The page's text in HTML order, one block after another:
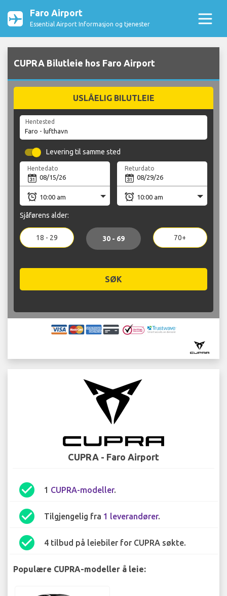
Faro Airport
Essential Airport Informasjon og tjenester
CUPRA Bilutleie hos Faro Airport
USLÅELIG BILUTLEIE
Hentested
Levering til samme sted
Hentedato Returdato
Sjåførens alder:
18 - 29 30 - 69 70+
SØK
CUPRA - Faro Airport
check_circle 1 CUPRA-modeller.
check_circle Tilgjengelig fra 1 leverandører.
check_circle 4 tilbud på leiebiler for CUPRA søkte.
Populære CUPRA-modeller å leie: